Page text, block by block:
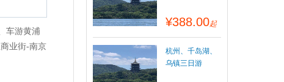
车游黄浦
业街-南京
¥388.00起
杭州、千岛湖、
乌镇三日游